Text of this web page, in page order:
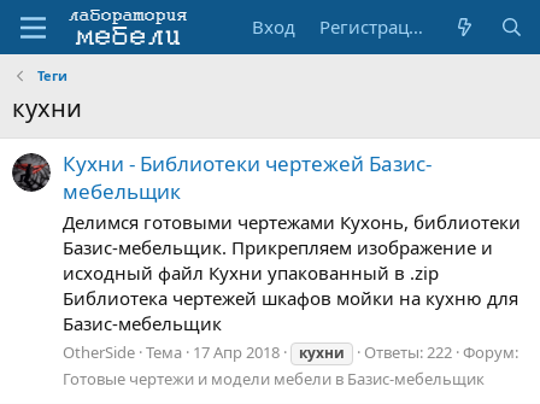
Вход Регистрация
Теги
кухни
Кухни - Библиотеки чертежей Базис-
мебельщик
Делимся готовыми чертежами Кухонь, библиотеки
Базис-мебельщик. Прикрепляем изображение и
исходный файл Кухни упакованный в .zip
Библиотека чертежей шкафов мойки на кухню для
Базис-мебельщик
OtherSide Тема 17 Апр 2018 кухни Ответы: 222 Форум:
Готовые чертежи и модели мебели в Базис-мебельщик